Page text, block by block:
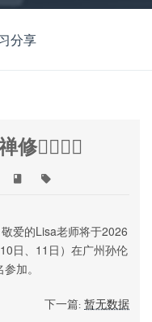
分享
修🧘‍♂🧘‍♀
爱的Lisa老师将于2026
日、11日）在广州孙伦
加。
下一篇: 暂无数据